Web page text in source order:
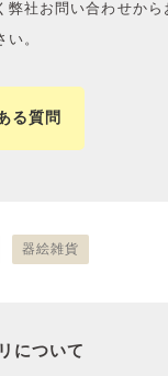
弊社お問い合わせから
い。
る質問
器絵雑貨
について